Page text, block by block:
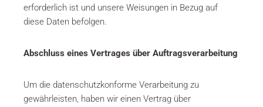
erforderlich ist und unsere Weisungen in Bezug auf
diese Daten befolgen.
Abschluss eines Vertrages über Auftragsverarbeitung
Um die datenschutzkonforme Verarbeitung zu
gewährleisten, haben wir einen Vertrag über